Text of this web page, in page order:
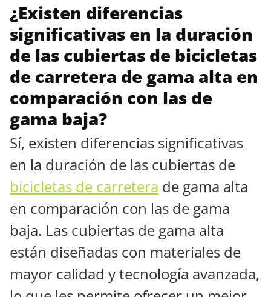
¿Existen diferencias
significativas en la duración
de las cubiertas de bicicletas
de carretera de gama alta en
comparación con las de
gama baja?
Sí, existen diferencias significativas
en la duración de las cubiertas de
bicicletas de carretera de gama alta
en comparación con las de gama
baja. Las cubiertas de gama alta
están diseñadas con materiales de
mayor calidad y tecnología avanzada,